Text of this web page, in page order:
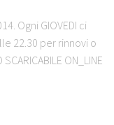
Ogni GIOVEDI ci
22.30 per rinnovi o
ON_LINE